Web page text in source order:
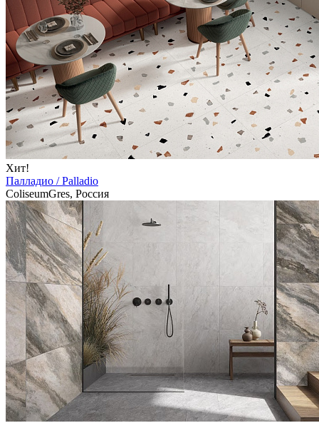
Хит!
Палладио / Palladio
ColiseumGres, Россия